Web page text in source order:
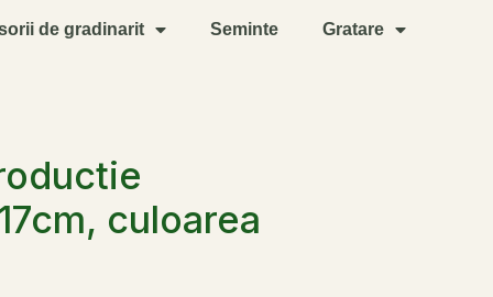
de gradinarit Seminte Gratare
culoarea